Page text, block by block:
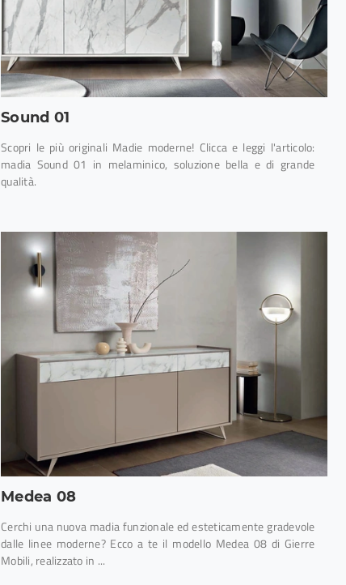
Sound 01
Scopri le più originali Madie moderne! Clicca e leggi l'articolo:
madia Sound 01 in melaminico, soluzione bella e di grande
qualità.
Medea 08
Cerchi una nuova madia funzionale ed esteticamente gradevole
dalle linee moderne? Ecco a te il modello Medea 08 di Gierre
Mobili, realizzato in ...